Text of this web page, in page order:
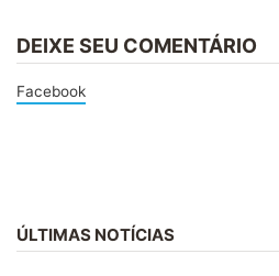
DEIXE SEU COMENTÁRIO
Facebook
ÚLTIMAS NOTÍCIAS